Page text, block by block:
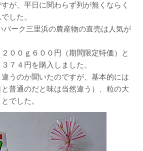
が、平日に関わらず列が無くならく
した。
パーク三里浜の農産物の直売は人気が
００ｇ６００円（期間限定特価）と
７４円を購入しました。
うのか聞いたのですが、基本的には
普通のだと味は当然違う）、粒の大
でした。